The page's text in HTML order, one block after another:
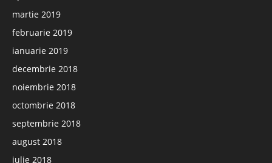
martie 2019
februarie 2019
ianuarie 2019
decembrie 2018
noiembrie 2018
octombrie 2018
septembrie 2018
august 2018
iulie 2018